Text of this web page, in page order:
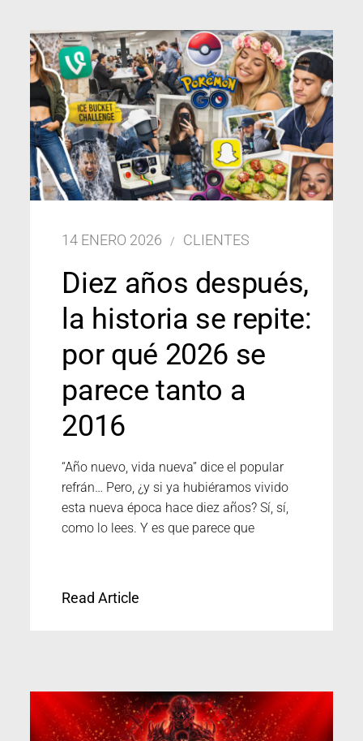
14 ENERO 2026 CLIENTES
Diez años después,
la historia se repite:
por qué 2026 se
parece tanto a
2016
“Año nuevo, vida nueva” dice el popular
refrán… Pero, ¿y si ya hubiéramos vivido
esta nueva época hace diez años? Sí, sí,
como lo lees. Y es que parece que
Read Article